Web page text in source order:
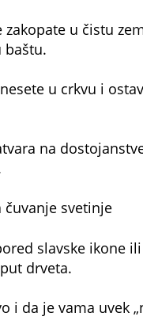
u čistu
baštu.
u crkvu i
na
čuvanje svetinje
slavske ikone
drveta.
i da je vama uvek